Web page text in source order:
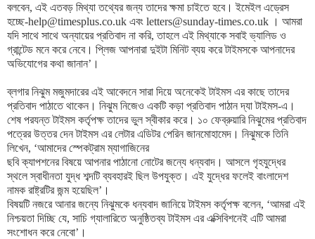
বলবেন, এই এতবড় মিথ্যা তথ্যের জন্য তাদের ক্ষমা চাইতে হবে। ইমেইল এড্রেস
হচ্ছে-help@timesplus.co.uk এবং letters@sunday-times.co.uk । আমরা
যদি সাথে সাথে অন্যায়ের প্রতিবাদ না করি, তাহলে এই মিথ্যাকে সবাই ভ্যালিড ও
গ্রান্টেড মনে করে নেবে। প্লিজ আপনারা দুইটা মিনিট ব্যয় করে টাইমসকে আপনাদের
অভিযোগের কথা জানান’।
ব্লগার নিঝুম মজুমদারের এই আবেদনে সারা দিয়ে অনেকেই টাইমস এর কাছে তাদের
প্রতিবাদ পাঠাতে থাকেন। নিঝুম নিজেও একটি কড়া প্রতিবাদ পাঠান দ্যা টাইমস-এ।
শেষ পরযন্ত টাইমস কর্তৃপক্ষ তাদের ভুল স্বীকার করে। ১০ ফেব্রুয়ারি নিঝুমের প্রতিবাদ
পত্রের উত্তর দেন টাইমস এর লেটার এডিটর পেরিন জানমোহামেদ। নিঝুমকে তিনি
লিখেন, ‘আমাদের স্পেকট্রাম ম্যাগাজিনের
ছবি ক্যাপশনের বিষয়ে আপনার পাঠানো নোটের জন্যে ধন্যবাদ। আসলে গৃহযুদ্ধের
স্থলে স্বাধীনতা যুদ্ধ শব্দটি ব্যবহারই ছিল উপযুক্ত। এই যুদ্ধের ফলেই বাংলাদেশ
নামক রাষ্ট্রটির জন্ম হয়েছিল’।
বিষয়টি নজরে আনার জন্যে নিঝুমকে ধন্যবাদ জানিয়ে টাইমস কর্তৃপক্ষ বলেন, ‘আমরা এই
নিশ্চয়তা দিচ্ছি যে, সাচি গ্যালারিতে অনুষ্ঠিতব্য টাইমস এর এক্সিবিশনেই এটি আমরা
সংশোধন করে নেবো’।